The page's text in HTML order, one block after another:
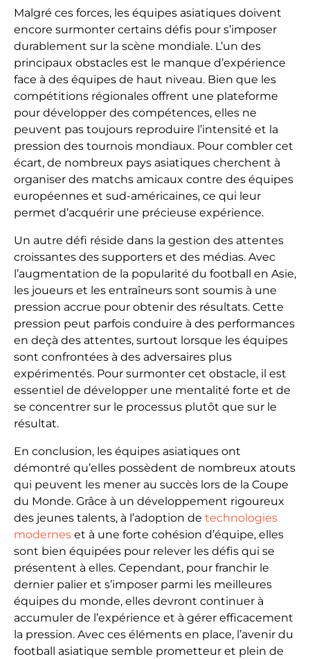
Malgré ces forces, les équipes asiatiques doivent
encore surmonter certains défis pour s’imposer
durablement sur la scène mondiale. L’un des
principaux obstacles est le manque d’expérience
face à des équipes de haut niveau. Bien que les
compétitions régionales offrent une plateforme
pour développer des compétences, elles ne
peuvent pas toujours reproduire l’intensité et la
pression des tournois mondiaux. Pour combler cet
écart, de nombreux pays asiatiques cherchent à
organiser des matchs amicaux contre des équipes
européennes et sud-américaines, ce qui leur
permet d’acquérir une précieuse expérience.
Un autre défi réside dans la gestion des attentes
croissantes des supporters et des médias. Avec
l’augmentation de la popularité du football en Asie,
les joueurs et les entraîneurs sont soumis à une
pression accrue pour obtenir des résultats. Cette
pression peut parfois conduire à des performances
en deçà des attentes, surtout lorsque les équipes
sont confrontées à des adversaires plus
expérimentés. Pour surmonter cet obstacle, il est
essentiel de développer une mentalité forte et de
se concentrer sur le processus plutôt que sur le
résultat.
En conclusion, les équipes asiatiques ont
démontré qu’elles possèdent de nombreux atouts
qui peuvent les mener au succès lors de la Coupe
du Monde. Grâce à un développement rigoureux
des jeunes talents, à l’adoption de technologies
modernes et à une forte cohésion d’équipe, elles
sont bien équipées pour relever les défis qui se
présentent à elles. Cependant, pour franchir le
dernier palier et s’imposer parmi les meilleures
équipes du monde, elles devront continuer à
accumuler de l’expérience et à gérer efficacement
la pression. Avec ces éléments en place, l’avenir du
football asiatique semble prometteur et plein de